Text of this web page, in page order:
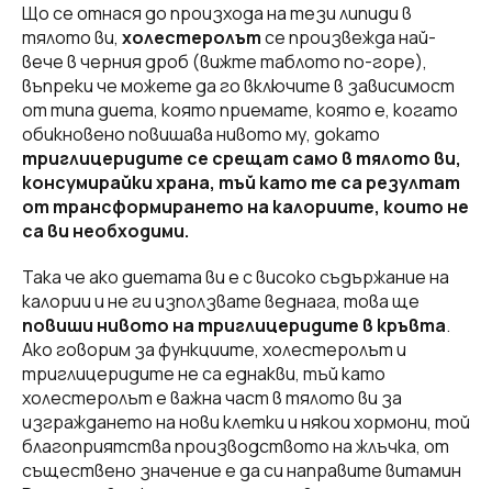
Що се отнася до произхода на тези липиди в
тялото ви, холестеролътсе произвежда най-
вече в черния дроб (вижте таблото по-горе),
въпреки че можете да го включите в зависимост
от типа диета, която приемате, която е, когато
обикновено повишава нивото му, докато
триглицеридите се срещат само в тялото ви,
консумирайки храна, тъй като те са резултат
от трансформирането на калориите, които не
са ви необходими.
Така че ако диетата ви е с високо съдържание на
калории и не ги използвате веднага, това ще
повиши нивото на триглицеридите в кръвта.
Ако говорим за функциите, холестеролът и
триглицеридите не са еднакви, тъй като
холестеролът е важна част в тялото ви за
изграждането на нови клетки и някои хормони, той
благоприятства производството на жлъчка, от
съществено значение е да си направите витамин